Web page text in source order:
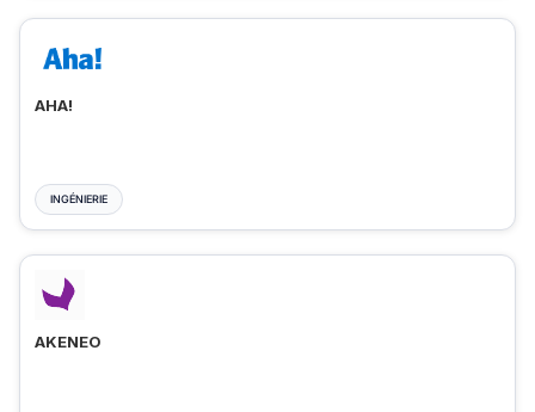
AHA!
INGÉNIERIE
AKENEO